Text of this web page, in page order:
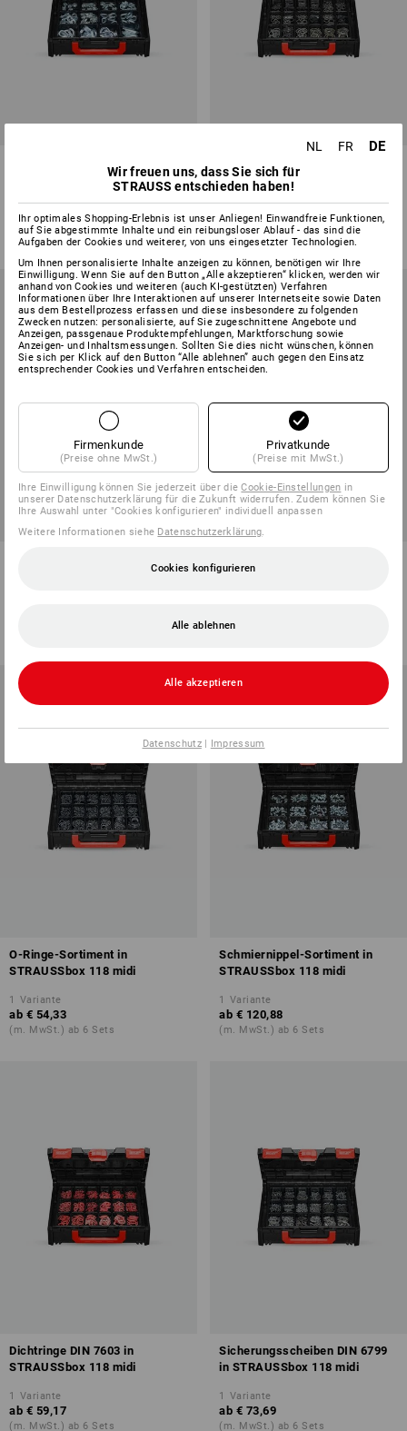
Sort. STRAUSSbox midi
Variante
ab € 51,91
(m. MwSt.) ab 6 Sets
STRAUSSbox 118 midi
1 Variante
ab € 51,91
(m. MwSt.) ab 6 Sets
STRAUSSbox 118 midi
O-Ringe-Sortiment in
STRAUSSbox 118 midi
1 Variante
ab € 54,33
(m. MwSt.) ab 6 Sets
Schmiernippel-Sortiment in
STRAUSSbox 118 midi
1 Variante
ab € 120,88
(m. MwSt.) ab 6 Sets
Dichtringe DIN 7603 in
STRAUSSbox 118 midi
1 Variante
ab € 59,17
(m. MwSt.) ab 6 Sets
Sicherungsscheiben DIN 6799
in STRAUSSbox 118 midi
1 Variante
ab € 73,69
(m. MwSt.) ab 6 Sets
NL FR DE
Wir freuen uns, dass Sie sich für
STRAUSS entschieden haben!
Ihr optimales Shopping-Erlebnis ist unser Anliegen! Einwandfreie Funktionen,
auf Sie abgestimmte Inhalte und ein reibungsloser Ablauf - das sind die
Aufgaben der Cookies und weiterer, von uns eingesetzter Technologien.
Um Ihnen personalisierte Inhalte anzeigen zu können, benötigen wir Ihre
Einwilligung. Wenn Sie auf den Button „Alle akzeptieren“ klicken, werden wir
anhand von Cookies und weiteren (auch KI-gestützten) Verfahren
Informationen über Ihre Interaktionen auf unserer Internetseite sowie Daten
aus dem Bestellprozess erfassen und diese insbesondere zu folgenden
Zwecken nutzen: personalisierte, auf Sie zugeschnittene Angebote und
Anzeigen, passgenaue Produktempfehlungen, Marktforschung sowie
Anzeigen- und Inhaltsmessungen. Sollten Sie dies nicht wünschen, können
Sie sich per Klick auf den Button “Alle ablehnen” auch gegen den Einsatz
entsprechender Cookies und Verfahren entscheiden.
Firmenkunde
(Preise ohne MwSt.)
Privatkunde
(Preise mit MwSt.)
Ihre Einwilligung können Sie jederzeit über dieCookie-Einstellungen in
unserer Datenschutzerklärung für die Zukunft widerrufen. Zudem können Sie
Ihre Auswahl unter "Cookies konfigurieren" individuell anpassen
Weitere Informationen siehe Datenschutzerklärung.
Cookies konfigurieren
Alle ablehnen
Alle akzeptieren
Datenschutz| Impressum